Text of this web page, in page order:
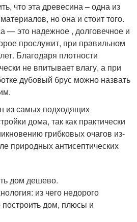
что эта древесина – одна из
но она и стоит того.
— это надежное , долговечное и
прослужит, при правильном
Благодаря плотности
не впитывает влагу, а при
дубовый брус можно назвать
из самых подходящих
дома, так как практически
грибковых очагов из-
природных антисептических